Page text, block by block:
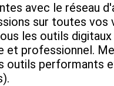
avec le réseau
sur toutes vos
les outils
et professionnel.
performants